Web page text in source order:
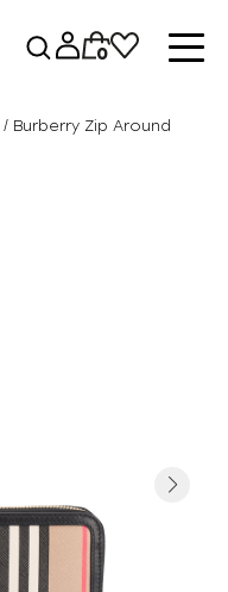
0
/ Burberry Zip Around
Next